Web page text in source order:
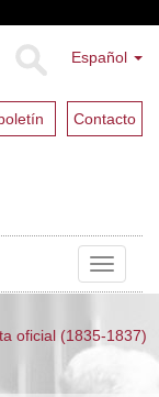
Español
Contacto
Toggle
oficial (1835-1837)